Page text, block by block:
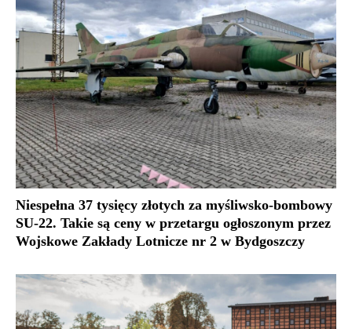
Niespełna 37 tysięcy złotych za myśliwsko-bombowy
SU-22. Takie są ceny w przetargu ogłoszonym przez
Wojskowe Zakłady Lotnicze nr 2 w Bydgoszczy